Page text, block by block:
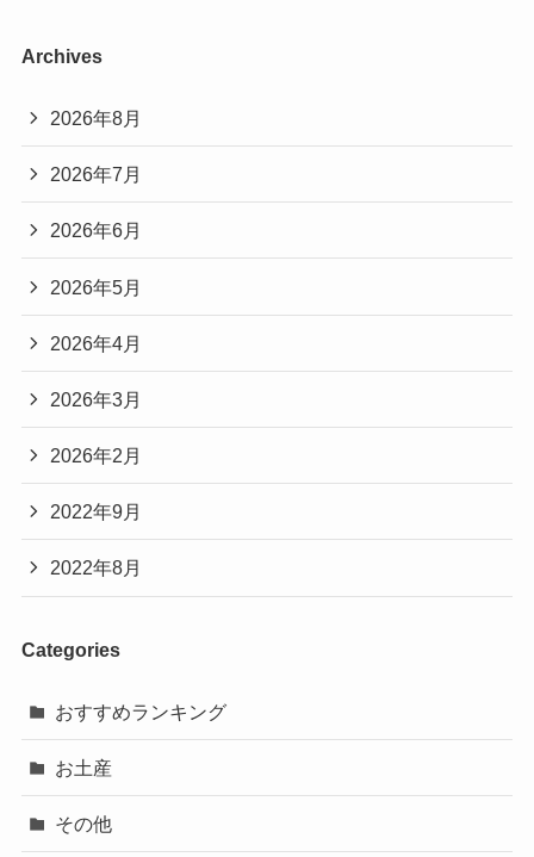
Archives
2026年8月
2026年7月
2026年6月
2026年5月
2026年4月
2026年3月
2026年2月
2022年9月
2022年8月
Categories
おすすめランキング
お土産
その他